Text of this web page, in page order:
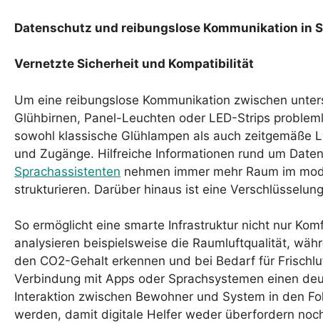
Datenschutz und reibungslose Kommunikation in
Vernetzte Sicherheit und Kompatibilität
Um eine reibungslose Kommunikation zwischen
Glühbirnen, Panel-Leuchten oder LED-Strips
sowohl klassische Glühlampen als auch
und Zugänge. Hilfreiche Informationen rund um
Sprachassistenten nehmen immer mehr Raum im
strukturieren. Darüber hinaus ist eine
So ermöglicht eine smarte Infrastruktur nicht nur
analysieren beispielsweise die Raumluftqualität,
den CO2-Gehalt erkennen und bei Bedarf für
Verbindung mit Apps oder Sprachsystemen einen
Interaktion zwischen Bewohner und System in den
werden, damit digitale Helfer weder überfordern